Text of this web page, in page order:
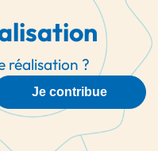
réalisation ?
Je contribue